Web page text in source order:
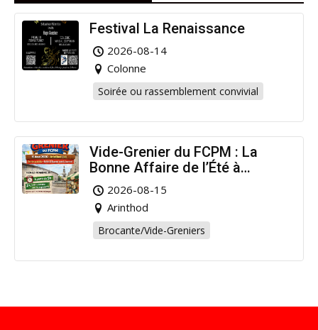
Festival La Renaissance
2026-08-14
Colonne
Soirée ou rassemblement convivial
Vide-Grenier du FCPM : La
Bonne Affaire de l’Été à
Arinthod !
2026-08-15
Arinthod
Brocante/Vide-Greniers